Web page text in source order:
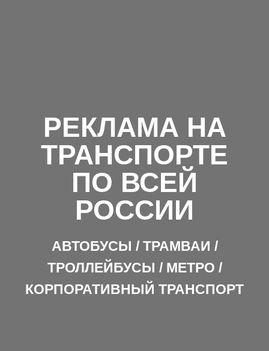
РЕКЛАМА НА
ТРАНСПОРТЕ
ПО ВСЕЙ
РОССИИ
АВТОБУСЫ / ТРАМВАИ /
ТРОЛЛЕЙБУСЫ / МЕТРО /
КОРПОРАТИВНЫЙ ТРАНСПОРТ